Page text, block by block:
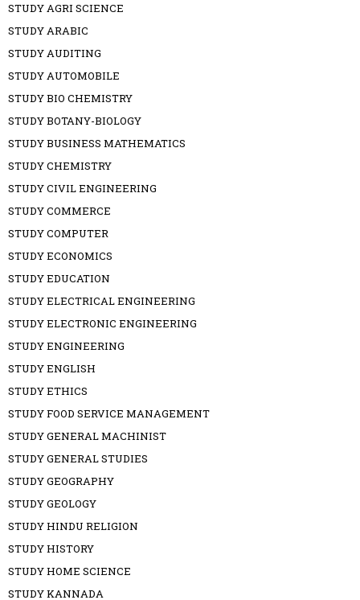
STUDY AGRI SCIENCE
STUDY ARABIC
STUDY AUDITING
STUDY AUTOMOBILE
STUDY BIO CHEMISTRY
STUDY BOTANY-BIOLOGY
STUDY BUSINESS MATHEMATICS
STUDY CHEMISTRY
STUDY CIVIL ENGINEERING
STUDY COMMERCE
STUDY COMPUTER
STUDY ECONOMICS
STUDY EDUCATION
STUDY ELECTRICAL ENGINEERING
STUDY ELECTRONIC ENGINEERING
STUDY ENGINEERING
STUDY ENGLISH
STUDY ETHICS
STUDY FOOD SERVICE MANAGEMENT
STUDY GENERAL MACHINIST
STUDY GENERAL STUDIES
STUDY GEOGRAPHY
STUDY GEOLOGY
STUDY HINDU RELIGION
STUDY HISTORY
STUDY HOME SCIENCE
STUDY KANNADA